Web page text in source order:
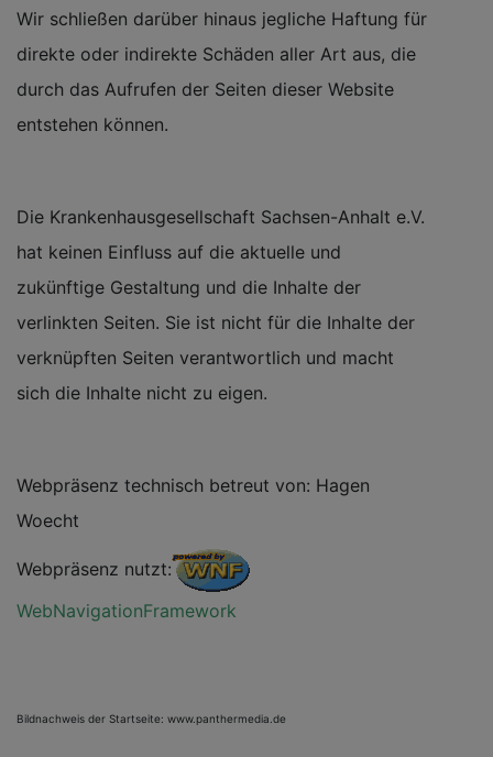
Wir schließen darüber hinaus jegliche Haftung für
direkte oder indirekte Schäden aller Art aus, die
durch das Aufrufen der Seiten dieser Website
entstehen können.
Die Krankenhausgesellschaft Sachsen-Anhalt e.V.
hat keinen Einfluss auf die aktuelle und
zukünftige Gestaltung und die Inhalte der
verlinkten Seiten. Sie ist nicht für die Inhalte der
verknüpften Seiten verantwortlich und macht
sich die Inhalte nicht zu eigen.
Webpräsenz technisch betreut von: Hagen
Woecht
Webpräsenz nutzt:
WebNavigationFramework
Bildnachweis der Startseite: www.panthermedia.de